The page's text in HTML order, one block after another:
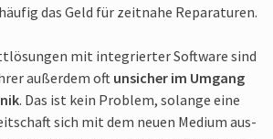
das Geld für zeitnahe Reparaturen.
mit integrierter Software sind
außerdem oft unsicher im Umgang
. Das ist kein Problem, solange eine
sich mit dem neuen Medium aus­